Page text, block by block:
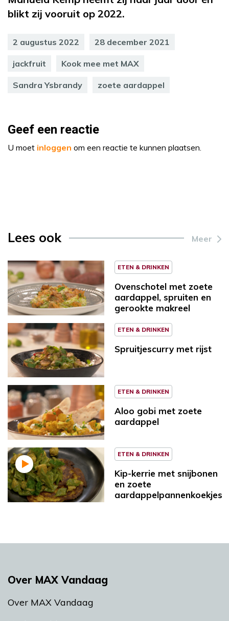
blikt zij vooruit op 2022.
2 augustus 2022 28 december 2021
jackfruit Kook mee met MAX
Sandra Ysbrandy zoete aardappel
Geef een reactie
U moet inloggen om een reactie te kunnen plaatsen.
Lees ook Meer
ETEN & DRINKEN
Ovenschotel met zoete
aardappel, spruiten en
gerookte makreel
ETEN & DRINKEN
Spruitjescurry met rijst
ETEN & DRINKEN
Aloo gobi met zoete
aardappel
ETEN & DRINKEN
Kip-kerrie met snijbonen
en zoete
aardappelpannenkoekjes
Over MAX Vandaag
Over MAX Vandaag